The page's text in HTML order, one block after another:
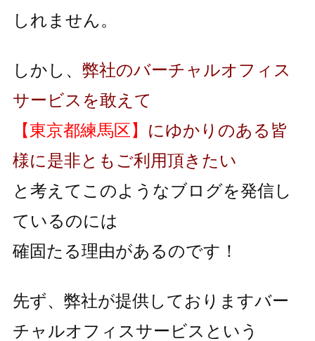
しれません。
しかし、 弊社のバーチャルオフィス
サービスを敢えて
【東京都練馬区】 にゆかりのある皆
様に是非ともご利用頂きたい
と考えてこのようなブログを発信し
ているのには
確固たる理由があるのです！
先ず、弊社が提供しておりますバー
チャルオフィスサービスという